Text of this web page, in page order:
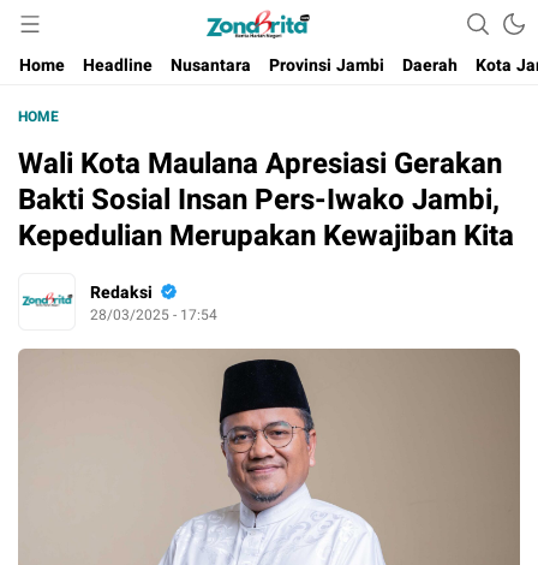
Berita Harian Negeri
Home
Headline Nusantara Provinsi Jambi Daerah Kota
HOME
Wali Kota Maulana Apresiasi Gerakan
Bakti Sosial Insan Pers-Iwako Jambi,
Kepedulian Merupakan Kewajiban Kita
Redaksi
28/03/2025 - 17:54